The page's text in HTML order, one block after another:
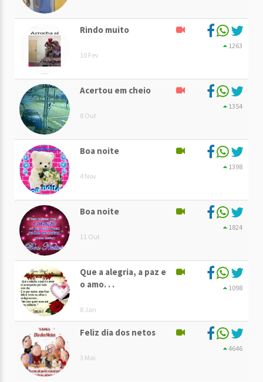
Rindo muito
10 Fev
1263
Acertou em cheio
8 Out
1354
Boa noite
4 Nov
1398
Boa noite
11 Out
1824
Que a alegria, a paz e
o amo. . .
8 Jan
1098
Feliz dia dos netos
3 Mai
4646